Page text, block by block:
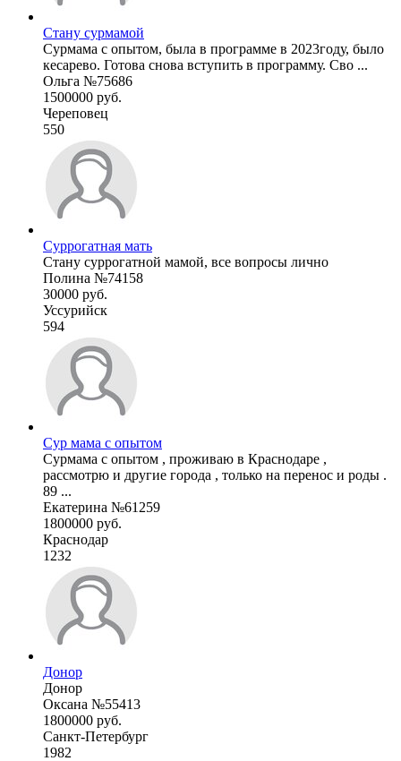
Стану сурмамой
Сурмама с опытом, была в программе в 2023году, было
кесарево. Готова снова вступить в программу. Сво ...
Ольга №75686
1500000 руб.
Череповец
550
Суррогатная мать
Стану суррогатной мамой, все вопросы лично
Полина №74158
30000 руб.
Уссурийск
594
Сур мама с опытом
Сурмама с опытом , проживаю в Краснодаре ,
рассмотрю и другие города , только на перенос и роды .
89 ...
Екатерина №61259
1800000 руб.
Краснодар
1232
Донор
Донор
Оксана №55413
1800000 руб.
Санкт-Петербург
1982